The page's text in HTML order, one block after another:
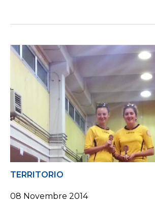
TERRITORIO
08 Novembre 2014